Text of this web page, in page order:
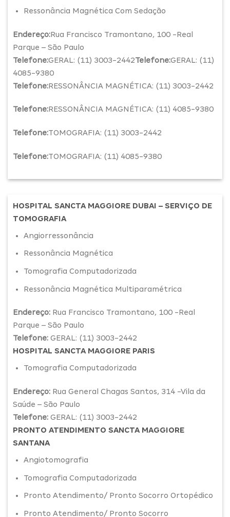
Ressonância Magnética Com Sedação
Endereço:Rua Francisco Tramontano, 100 -Real
Parque – São Paulo
Telefone:GERAL: (11) 3003-2442Telefone:GERAL: (11)
4085-9380
Telefone:RESSONÂNCIA MAGNÉTICA: (11) 3003-2442
Telefone:RESSONÂNCIA MAGNÉTICA: (11) 4085-9380
Telefone:TOMOGRAFIA: (11) 3003-2442
Telefone:TOMOGRAFIA: (11) 4085-9380
HOSPITAL SANCTA MAGGIORE DUBAI – SERVIÇO DE
TOMOGRAFIA
Angiorressonância
Ressonância Magnética
Tomografia Computadorizada
Ressonância Magnética Multiparamétrica
Endereço: Rua Francisco Tramontano, 100 -Real
Parque – São Paulo
Telefone: GERAL: (11) 3003-2442
HOSPITAL SANCTA MAGGIORE PARIS
Tomografia Computadorizada
Endereço: Rua General Chagas Santos, 314 -Vila da
Saúde – São Paulo
Telefone: GERAL: (11) 3003-2442
PRONTO ATENDIMENTO SANCTA MAGGIORE
SANTANA
Angiotomografia
Tomografia Computadorizada
Pronto Atendimento/ Pronto Socorro Ortopédico
Pronto Atendimento/ Pronto Socorro